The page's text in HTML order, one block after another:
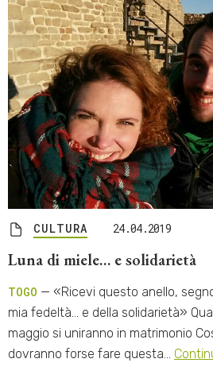
CULTURA 24.04.2019
Luna di miele… e solidarietà
TOGO — «Ricevi questo anello,
mia fedeltà… e della solidarietà»
maggio si uniranno in matrimonio
dovranno forse fare questa…